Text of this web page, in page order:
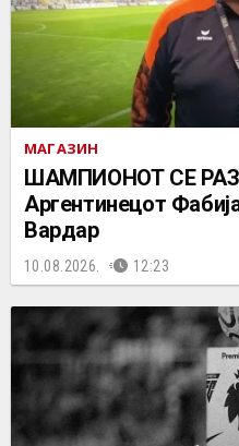
МАГАЗИН
ШАМПИОНОТ СЕ
Аргентинецот
Вардар
10.08.2026. 12:23